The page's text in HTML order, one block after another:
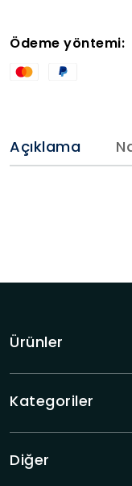
Ödeme yöntemi:
Açıklama
Ürünler
Kategoriler
Diğer